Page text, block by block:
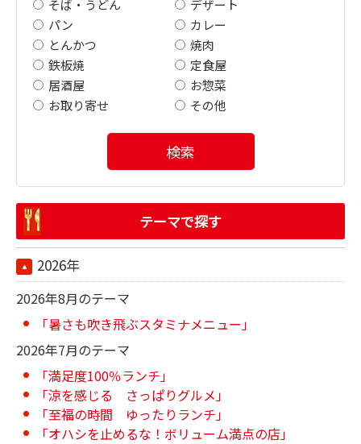
そば・うどん
デザート
パン
カレー
とんかつ
焼肉
鉄板焼
定食屋
居酒屋
お惣菜
お取り寄せ
その他
検索
テーマで探す
2026年
2026年8月のテーマ
「暑さも吹き飛ぶスタミナメニュー」
2026年7月のテーマ
「満足度100％ランチ」
「涼を感じる さっぱりグルメ」
「至福の時間 ゆったりランチ」
「オハシを止めるな！ボリューム満点の店」